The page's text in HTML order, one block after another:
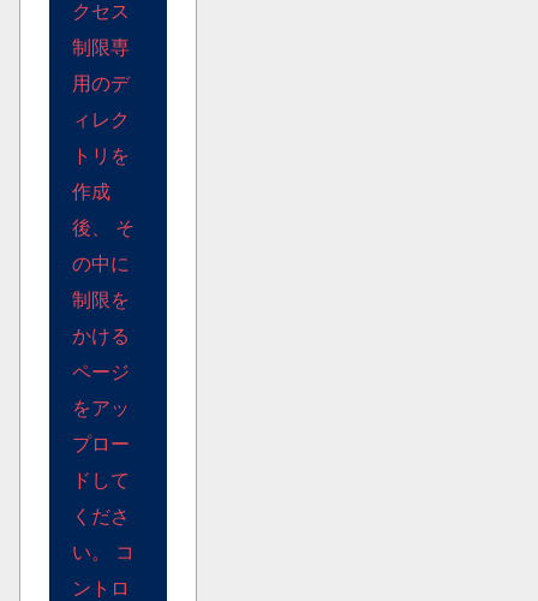
クセス
制限専
用のデ
ィレク
トリを
作成
後、 そ
の中に
制限を
かける
ページ
をアッ
プロー
ドして
くださ
い。 コ
ントロ